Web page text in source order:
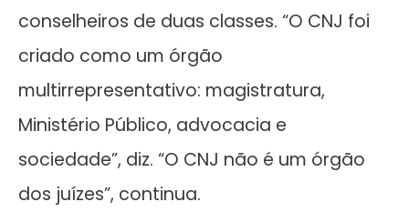
conselheiros de duas classes. “O CNJ foi
criado como um órgão
multirrepresentativo: magistratura,
Ministério Público, advocacia e
sociedade”, diz. “O CNJ não é um órgão
dos juízes”, continua.